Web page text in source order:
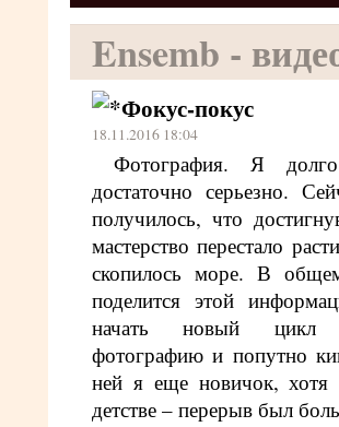
Ensemb -
Фокус-покус
18.11.2016 18:04
Фотография. Я
достаточно серьезно.
получилось, что
мастерство перестало
скопилось море. В
поделится этой
начать новый
фотографию и попутно
ней я еще новичок,
детстве – перерыв был